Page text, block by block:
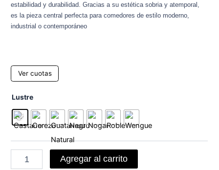
estabilidad y durabilidad. Gracias a su estética sobria y atemporal,
es la pieza central perfecta para comedores de estilo moderno,
industrial o contemporáneo
Ver cuotas
Lustre
Mesa
rectangular
extensible
Agregar al carrito